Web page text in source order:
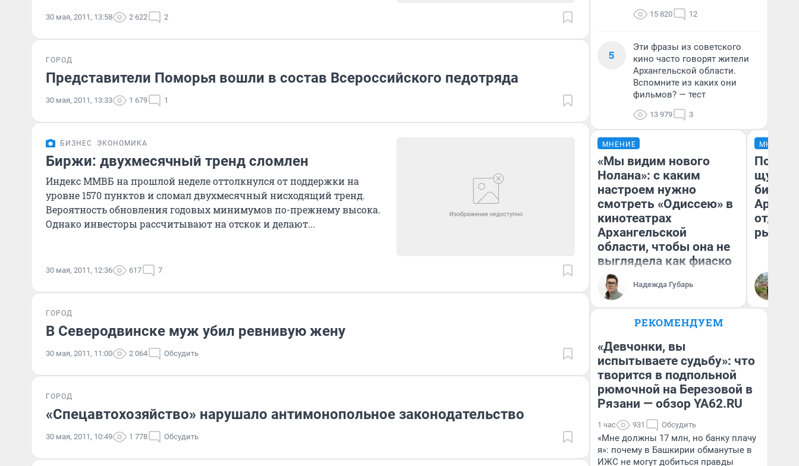
30 мая, 2011, 13:58 2 622 2
ГОРОД
Представители Поморья вошли в состав Всероссийского педотряда
30 мая, 2011, 13:33 1 679 1
БИЗНЕС ЭКОНОМИКА
Биржи: двухмесячный тренд сломлен
Индекс ММВБ на прошлой неделе оттолкнулся от поддержки на
уровне 1570 пунктов и сломал двухмесячный нисходящий тренд.
Вероятность обновления годовых минимумов по-прежнему высока.
Однако инвесторы рассчитывают на отскок и делают...
30 мая, 2011, 12:36 617 7
ГОРОД
В Северодвинске муж убил ревнивую жену
30 мая, 2011, 11:00 2 064 Обсудить
ГОРОД
«Спецавтохозяйство» нарушало антимонопольное законодательство
30 мая, 2011, 10:49 1 778 Обсудить
15 820 12
5
Эти фразы из советского
кино часто говорят жители
Архангельской области.
Вспомните из каких они
фильмов? — тест
13 979 3
МНЕНИЕ
«Мы видим нового
Нолана»: с каким
настроем нужно
смотреть «Одиссею» в
кинотеатрах
Архангельской
области, чтобы она не
выглядела как фиаско
Надежда Губарь
МНЕНИЕ
щука!
РЕКОМЕНДУЕМ
«Девчонки, вы
испытываете судьбу»: что
творится в подпольной
рюмочной на Березовой в
Рязани — обзор YA62.RU
1 час 931 Обсудить
«Мне должны 17 млн, но банку плачу
я»: почему в Башкирии обманутые в
ИЖС не могут добиться правды